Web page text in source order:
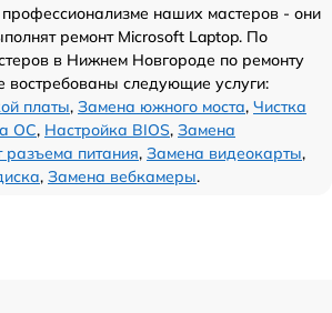
наших мастеров - они
ремонт Microsoft Laptop. По
в Нижнем Новгороде по ремонту
востребованы следующие услуги:
платы, Замена южного моста, Чистка
ОС, Настройка BIOS, Замена
разъема питания, Замена видеокарты,
, Замена вебкамеры.